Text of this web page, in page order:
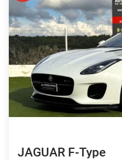
JAGUAR F-Type